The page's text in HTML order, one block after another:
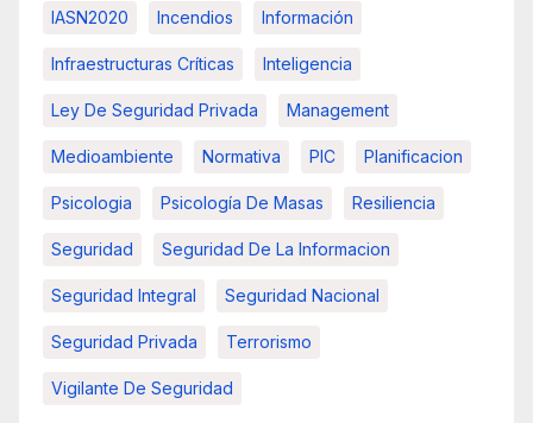
IASN2020 Incendios Información
Infraestructuras Críticas Inteligencia
Ley De Seguridad Privada Management
Medioambiente Normativa PIC Planificacion
Psicologia Psicología De Masas Resiliencia
Seguridad Seguridad De La Informacion
Seguridad Integral Seguridad Nacional
Seguridad Privada Terrorismo
Vigilante De Seguridad